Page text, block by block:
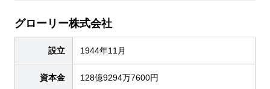
グローリー株式会社
設立 1944年11月
資本金 128億9294万7600円